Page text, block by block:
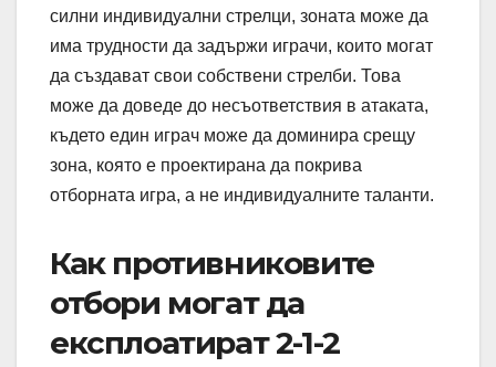
силни индивидуални стрелци, зоната може да
има трудности да задържи играчи, които могат
да създават свои собствени стрелби. Това
може да доведе до несъответствия в атаката,
където един играч може да доминира срещу
зона, която е проектирана да покрива
отборната игра, а не индивидуалните таланти.
Как противниковите
отбори могат да
експлоатират 2-1-2